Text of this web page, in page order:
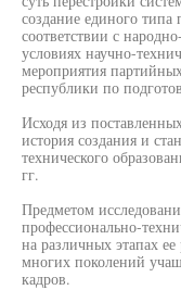
создание единого
соответствии с
условиях научно-
мероприятия
республики по
Исходя из
история создания и
технического
гг.
Предметом
профессионально-
на различных этапах
многих поколений
кадров.